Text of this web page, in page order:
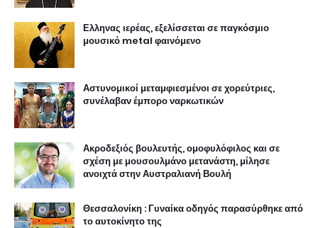
Ελληνας ιερέας, εξελίσσεται σε παγκόσμιο
μουσικό metal φαινόμενο
Αστυνομικοί μεταμφιεσμένοι σε χορεύτριες,
συνέλαβαν έμπορο ναρκωτικών
Ακροδεξιός βουλευτής, ομοφυλόφιλος και σε
σχέση με μουσουλμάνο μετανάστη, μίλησε
ανοιχτά στην Αυστραλιανή Βουλή
Θεσσαλονίκη : Γυναίκα οδηγός παρασύρθηκε από
το αυτοκίνητο της